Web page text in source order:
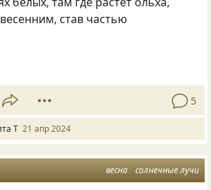
став частью
5
Т 21 апр 2024
весна солнечные лучи